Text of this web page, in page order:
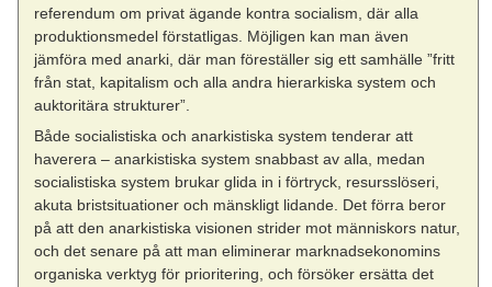
referendum om privat ägande kontra socialism, där alla
produktionsmedel förstatligas. Möjligen kan man även
jämföra med anarki, där man föreställer sig ett samhälle ”fritt
från stat, kapitalism och alla andra hierarkiska system och
auktoritära strukturer”.
Både socialistiska och anarkistiska system tenderar att
haverera – anarkistiska system snabbast av alla, medan
socialistiska system brukar glida in i förtryck, resursslöseri,
akuta bristsituationer och mänskligt lidande. Det förra beror
på att den anarkistiska visionen strider mot människors natur,
och det senare på att man eliminerar marknadsekonomins
organiska verktyg för prioritering, och försöker ersätta det